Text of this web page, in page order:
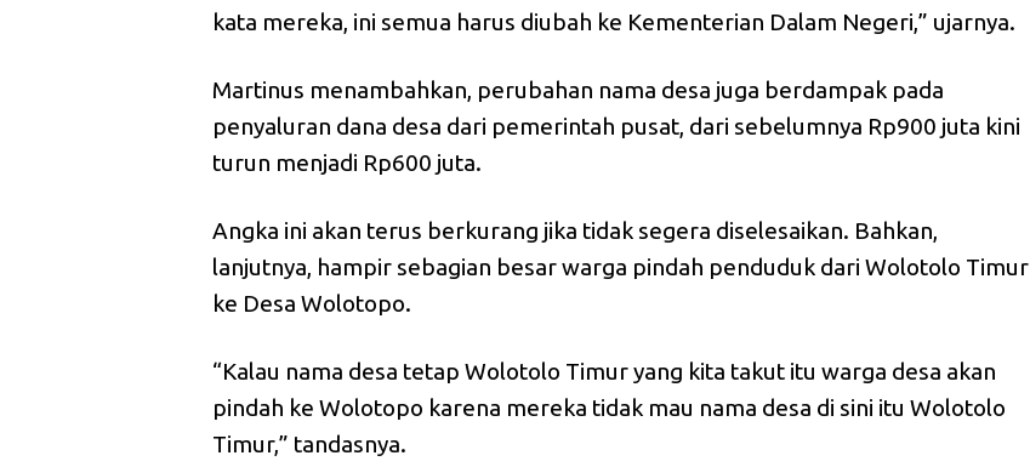
kata mereka, ini semua harus diubah ke Kementerian Dalam Negeri,” ujarnya.
Martinus menambahkan, perubahan nama desa juga berdampak pada
penyaluran dana desa dari pemerintah pusat, dari sebelumnya Rp900 juta kini
turun menjadi Rp600 juta.
Angka ini akan terus berkurang jika tidak segera diselesaikan. Bahkan,
lanjutnya, hampir sebagian besar warga pindah penduduk dari Wolotolo Timur
ke Desa Wolotopo.
“Kalau nama desa tetap Wolotolo Timur yang kita takut itu warga desa akan
pindah ke Wolotopo karena mereka tidak mau nama desa di sini itu Wolotolo
Timur,” tandasnya.